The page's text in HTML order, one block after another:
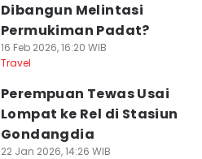
Dibangun Melintasi
Permukiman Padat?
16 Feb 2026, 16:20 WIB
Travel
Perempuan Tewas Usai
Lompat ke Rel di Stasiun
Gondangdia
22 Jan 2026, 14:26 WIB